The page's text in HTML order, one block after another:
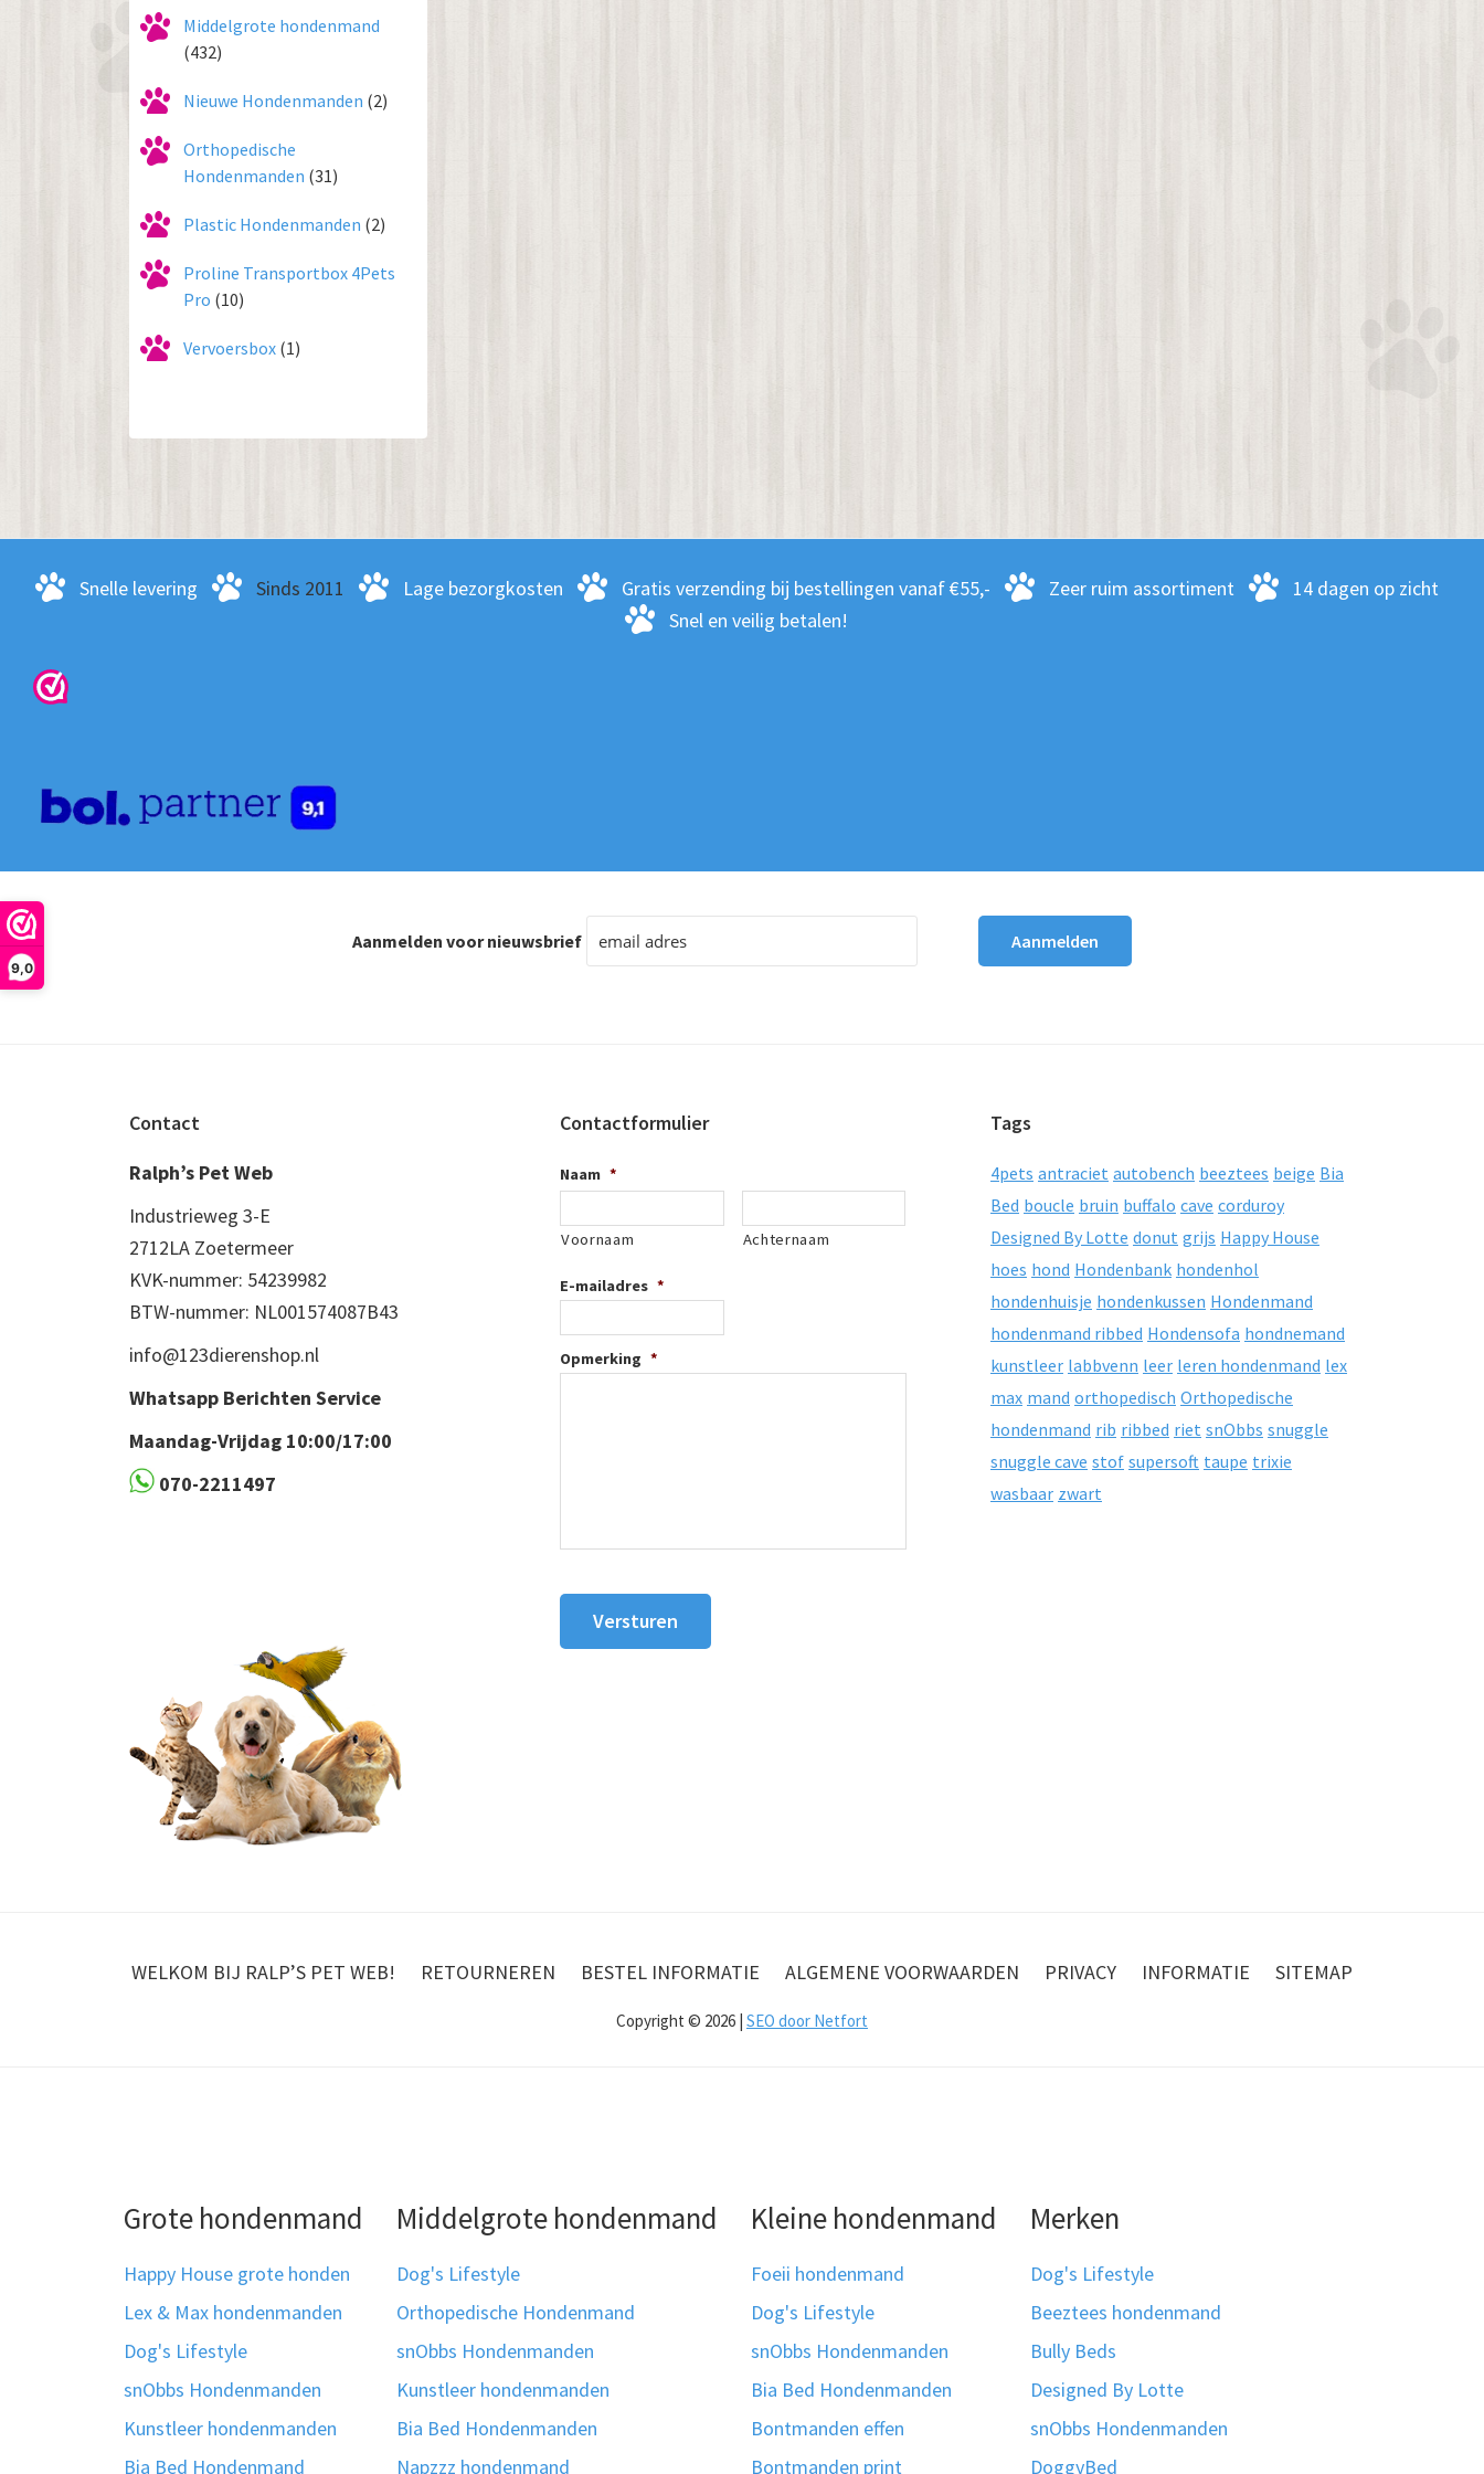
9,0
Middelgrote hondenmand
(432)
Nieuwe Hondenmanden (2)
Orthopedische
Hondenmanden (31)
Plastic Hondenmanden (2)
Proline Transportbox 4Pets
Pro (10)
Vervoersbox (1)
Snelle levering Sinds 2011 Lage bezorgkosten Gratis verzending bij bestellingen vanaf €55,- Zeer ruim assortiment
14 dagen op zicht
Snel en veilig betalen!
Aanmelden voor nieuwsbrief
Contact
Ralph’s Pet Web
Industrieweg 3-E
2712LA Zoetermeer
KVK-nummer: 54239982
BTW-nummer: NL001574087B43
info@123dierenshop.nl
Whatsapp Berichten Service
Maandag-Vrijdag 10:00/17:00
070-2211497
Contactformulier
Naam *
Voornaam Achternaam
E-mailadres *
Opmerking *
Tags
4pets antraciet autobench beeztees beige Bia
Bed boucle bruin buffalo cave corduroy
Designed By Lotte donut grijs Happy House
hoes hond Hondenbank hondenhol
hondenhuisje hondenkussen Hondenmand
hondenmand ribbed Hondensofa hondnemand
kunstleer labbvenn leer leren hondenmand lex
max mand orthopedisch Orthopedische
hondenmand rib ribbed riet snObbs snuggle
snuggle cave stof supersoft taupe trixie
wasbaar zwart
WELKOM BIJ RALP’S PET WEB! RETOURNEREN BESTEL INFORMATIE ALGEMENE VOORWAARDEN PRIVACY INFORMATIE SITEMAP
Copyright © 2026 | SEO door Netfort
Grote hondenmand
Happy House grote honden
Lex & Max hondenmanden
Dog's Lifestyle
snObbs Hondenmanden
Kunstleer hondenmanden
Bia Bed Hondenmand
Middelgrote hondenmand
Dog's Lifestyle
Orthopedische Hondenmand
snObbs Hondenmanden
Kunstleer hondenmanden
Bia Bed Hondenmanden
Napzzz hondenmand
Kleine hondenmand
Foeii hondenmand
Dog's Lifestyle
snObbs Hondenmanden
Bia Bed Hondenmanden
Bontmanden effen
Bontmanden print
Merken
Dog's Lifestyle
Beeztees hondenmand
Bully Beds
Designed By Lotte
snObbs Hondenmanden
DoggyBed